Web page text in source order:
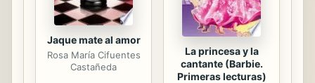
Jaque mate al amor
Rosa María Cifuentes
Castañeda
La princesa y la
cantante (Barbie.
Primeras lecturas)